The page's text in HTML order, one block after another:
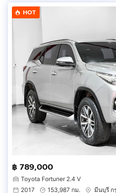
HOT
฿ 789,000
Toyota Fortuner 2.4 V
2017
153,987 กม.
มีนบุรี ก